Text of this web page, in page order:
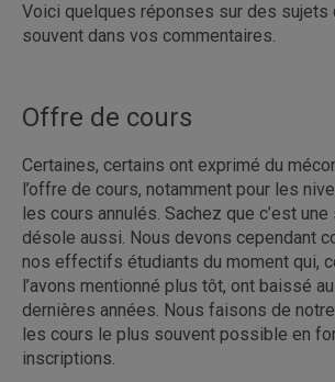
Voici quelques réponses sur des sujets
souvent dans vos commentaires.
Offre de cours
Certaines, certains ont exprimé du
l’offre de cours, notamment pour les
les cours annulés. Sachez que c’est
désole aussi. Nous devons cependant
nos effectifs étudiants du moment qui,
l’avons mentionné plus tôt, ont baissé
dernières années. Nous faisons de
les cours le plus souvent possible en
inscriptions.